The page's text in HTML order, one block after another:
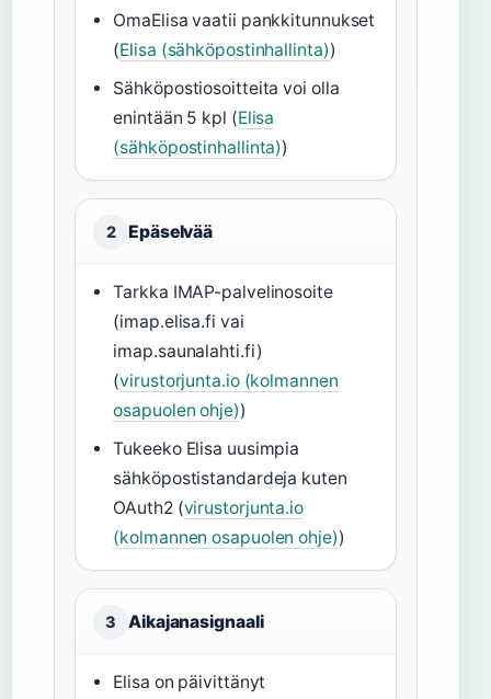
OmaElisa vaatii pankkitunnukset
(Elisa (sähköpostinhallinta))
Sähköpostiosoitteita voi olla
enintään 5 kpl (Elisa
(sähköpostinhallinta))
2 Epäselvää
Tarkka IMAP-palvelinosoite
(imap.elisa.fi vai
imap.saunalahti.fi)
(virustorjunta.io (kolmannen
osapuolen ohje))
Tukeeko Elisa uusimpia
sähköpostistandardeja kuten
OAuth2 (virustorjunta.io
(kolmannen osapuolen ohje))
3 Aikajanasignaali
Elisa on päivittänyt